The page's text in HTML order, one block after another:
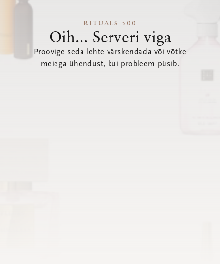
RITUALS 500
Oih... Serveri viga
Proovige seda lehte värskendada või võtke
meiega ühendust, kui probleem püsib.